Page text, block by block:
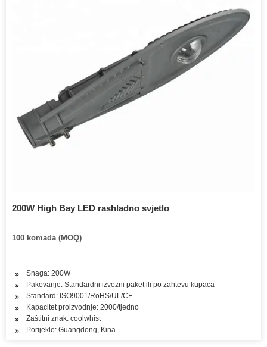
200W High Bay LED rashladno svjetlo
100 komada (MOQ)
Snaga: 200W
Pakovanje: Standardni izvozni paket ili po zahtevu kupaca
Standard: ISO9001/RoHS/UL/CE
Kapacitet proizvodnje: 2000/tjedno
Zaštitni znak: coolwhist
Porijeklo: Guangdong, Kina